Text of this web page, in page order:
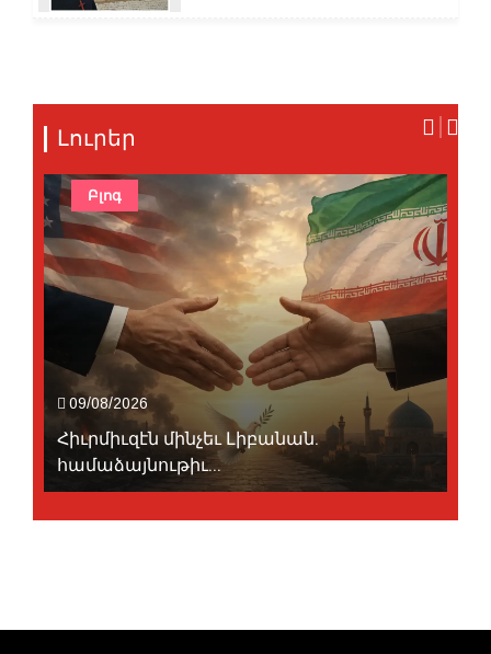
Լուրեր
09/08/2026
Հիւրմիւզէն մինչեւ Լիբանան.
համաձայնութիւ...
Բլոգ